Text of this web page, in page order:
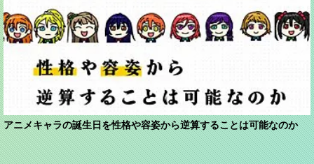
アニメキャラの誕生日を性格や容姿から逆算することは可能なのか